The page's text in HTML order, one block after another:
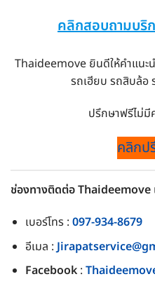
คลิกสอบถามบริ
Thaideemove ยินดีให้คำแนะ
รถเฮียบ รถสิบล้อ
ปรึกษาฟรีไม่มี
คลิกป
ช่องทางติดต่อ Thaideemove
เบอร์โทร : 097-934-8679
อีเมล :
Facebook: